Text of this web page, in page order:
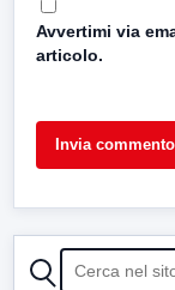
Avvertimi via
articolo.
CERCA